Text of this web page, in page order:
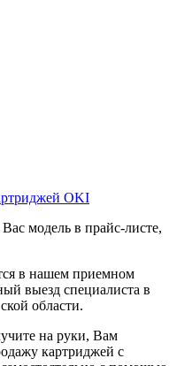
OKI
модель в прайс-листе,
в нашем приемном
выезд специалиста в
области.
на руки, Вам
картриджей с